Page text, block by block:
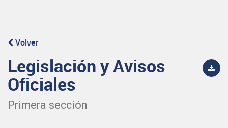
Volver
Legislación y Avisos
Oficiales
Primera sección